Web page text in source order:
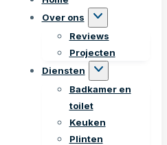
Over ons
Reviews
Projecten
Diensten
Badkamer en
toilet
Keuken
Plinten